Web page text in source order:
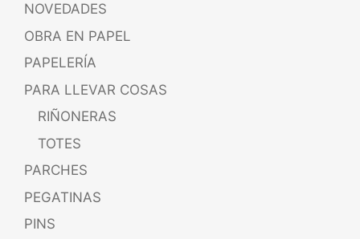
NOVEDADES
OBRA EN PAPEL
PAPELERÍA
PARA LLEVAR COSAS
RIÑONERAS
TOTES
PARCHES
PEGATINAS
PINS